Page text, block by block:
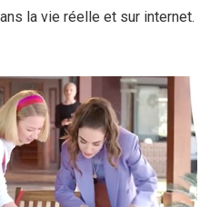
la vie réelle et sur internet.